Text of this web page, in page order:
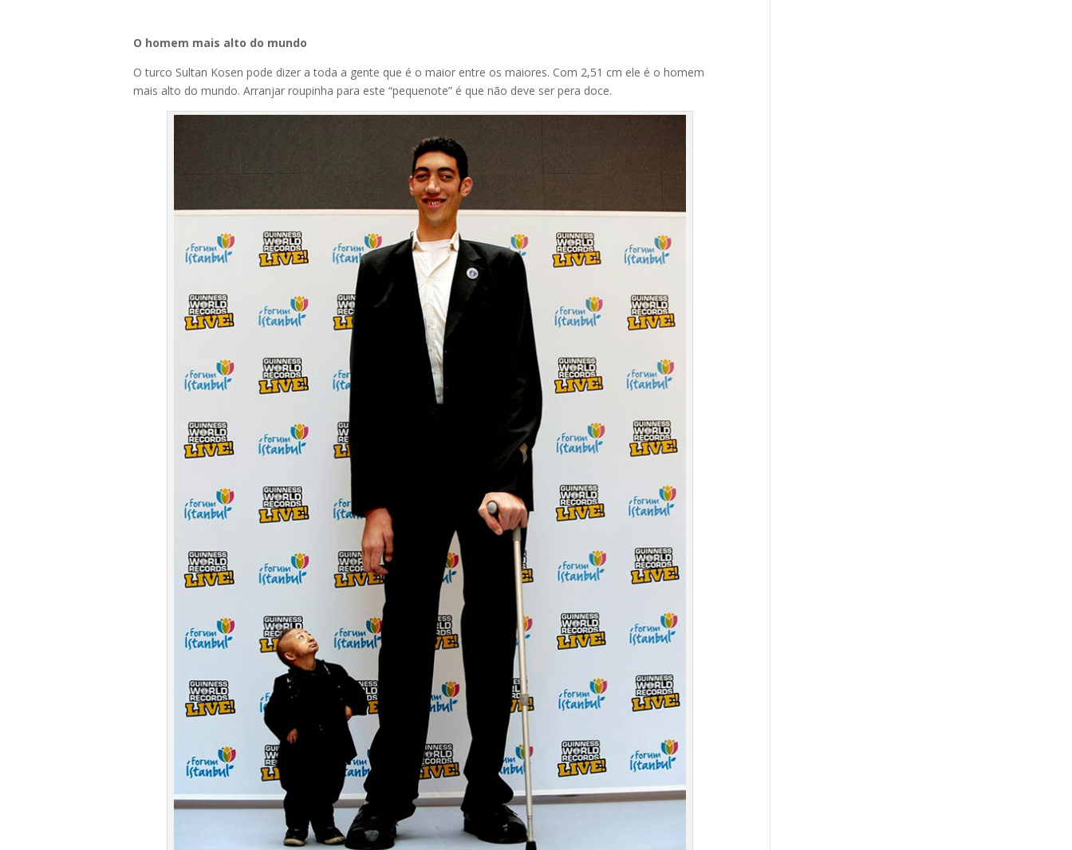
O homem mais alto do mundo
O turco Sultan Kosen pode dizer a toda a gente que é o maior entre os maiores. Com 2,51 cm ele é o homem
mais alto do mundo. Arranjar roupinha para este “pequenote” é que não deve ser pera doce.